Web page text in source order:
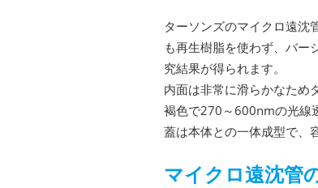
ターソンズのマイクロ遠沈
も再生樹脂を使わず、バー
究結果が得られます。
内面は非常に滑らかなため
褐色で270～600nmの光線
蓋は本体との一体成型で、
マイクロ遠沈管